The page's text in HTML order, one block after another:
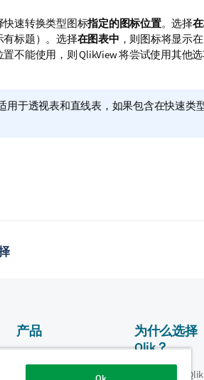
速转换类型图标指定的图标位置。选择
标题）。选择在图表中 ，则图标将显示
不能使用，则 QlikView 将尝试使用其他
用于透视表和直线表，如果包含在快速类
产品
为什么选择
Qlik？
为什么选择 Qlik